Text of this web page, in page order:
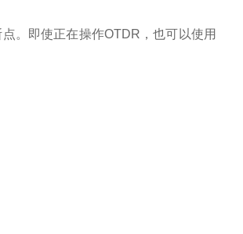
。即使正在操作OTDR，也可以使用